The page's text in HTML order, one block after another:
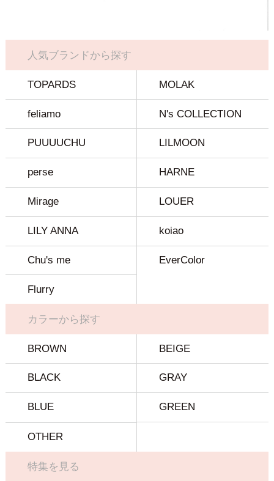
人気ブランドから探す
TOPARDS MOLAK
feliamo N's COLLECTION
PUUUUCHU LILMOON
perse HARNE
Mirage LOUER
LILY ANNA koiao
Chu's me EverColor
Flurry
カラーから探す
BROWN BEIGE
BLACK GRAY
BLUE GREEN
OTHER
特集を見る